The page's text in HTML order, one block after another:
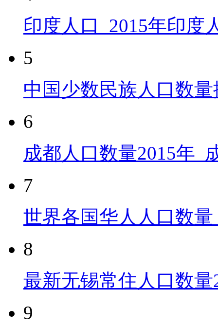
印度人口_2015年印度
5
中国少数民族人口数量
6
成都人口数量2015年_
7
世界各国华人人口数
8
最新无锡常住人口数
9